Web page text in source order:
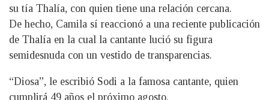
su tía Thalía, con quien tiene una relación cercana.
De hecho, Camila sí reaccionó a una reciente publicación
de Thalía en la cual la cantante lució su figura
semidesnuda con un vestido de transparencias.
“Diosa”, le escribió Sodi a la famosa cantante, quien
cumplirá 49 años el próximo agosto.